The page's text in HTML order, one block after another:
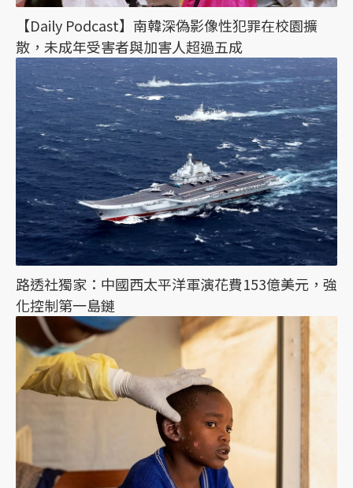
【Daily Podcast】南韓深偽影像性犯罪在校園擴
散，未成年受害者與加害人超過五成
路透社獨家：中國西太平洋軍演花費153億美元，強
化控制第一島鏈